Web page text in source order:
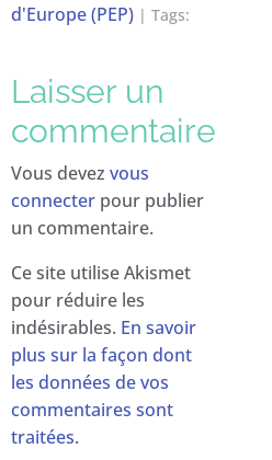
d'Europe (PEP) | Tags:
Laisser un
commentaire
Vous devez vous
connecter pour publier
un commentaire.
Ce site utilise Akismet
pour réduire les
indésirables. En savoir
plus sur la façon dont
les données de vos
commentaires sont
traitées.